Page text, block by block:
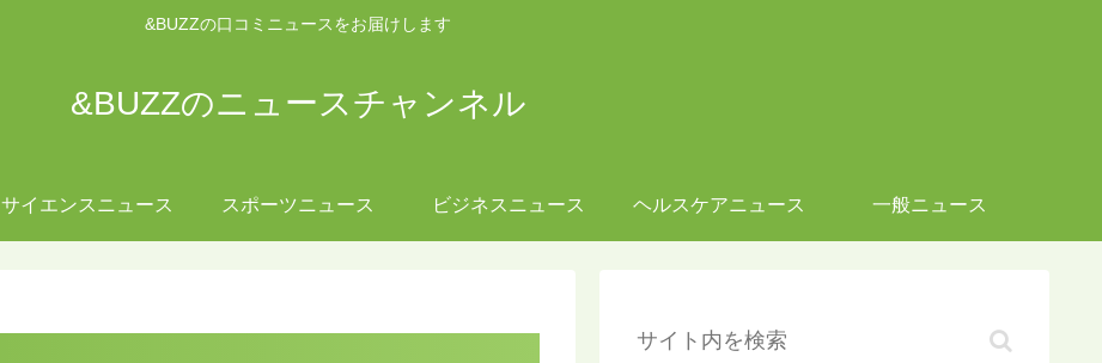
&BUZZの口コミニュースをお届けします
&BUZZのニュースチャンネル
サイエンスニュース スポーツニュース ビジネスニュース ヘルスケアニュース 一般ニュース